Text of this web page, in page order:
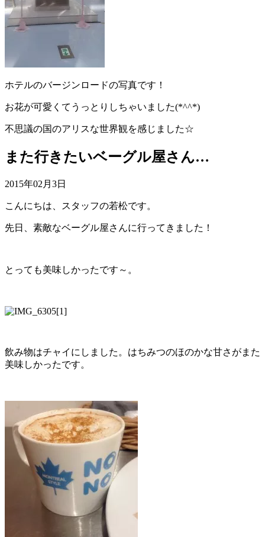
ホテルのバージンロードの写真です！
お花が可愛くてうっとりしちゃいました(*^^*)
不思議の国のアリスな世界観を感じました☆
また行きたいベーグル屋さん…
2015年02月3日
こんにちは、スタッフの若松です。
先日、素敵なベーグル屋さんに行ってきました！
とっても美味しかったです～。
飲み物はチャイにしました。はちみつのほのかな甘さがまた
美味しかったです。